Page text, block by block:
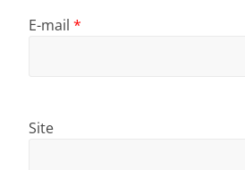
E-mail *
Site